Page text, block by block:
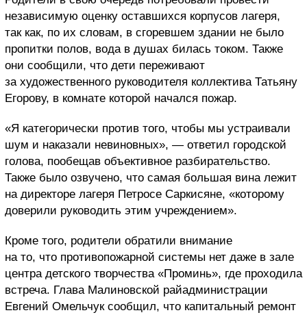
независимую оценку оставшихся корпусов лагеря,
так как, по их словам, в сгоревшем здании не было
пропитки полов, вода в душах билась током. Также
они сообщили, что дети переживают
за художественного руководителя коллектива Татьяну
Егорову, в комнате которой начался пожар.
«Я категорически против того, чтобы мы устраивали
шум и наказали невиновных», — ответил городской
голова, пообещав объективное разбирательство.
Также было озвучено, что самая большая вина лежит
на директоре лагеря Петросе Саркисяне, «которому
доверили руководить этим учреждением».
Кроме того, родители обратили внимание
на то, что противопожарной системы нет даже в зале
центра детского творчества «Проминь», где проходила
встреча. Глава Малиновской райадминистрации
Евгений Омельчук сообщил, что капитальный ремонт